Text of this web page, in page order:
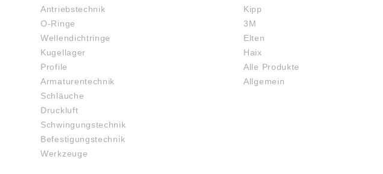
Antriebstechnik
O-Ringe
Wellendichtringe
Kugellager
Profile
Armaturentechnik
Schläuche
Druckluft
Schwingungstechnik
Befestigungstechnik
Werkzeuge
Kipp
3M
Elten
Haix
Alle Produkte
Allgemein